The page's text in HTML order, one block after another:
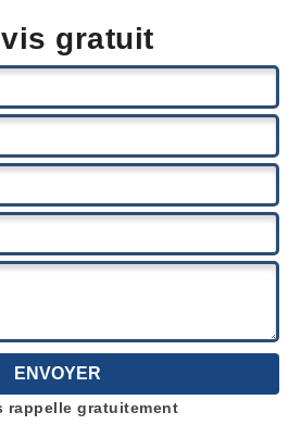
gratuit
rappelle gratuitement